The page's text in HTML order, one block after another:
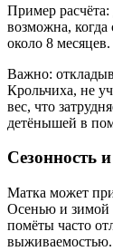
Пример расчёта:
возможна,
около 8 месяцев.
Важно:
Крольчиха, не
вес, что
детёнышей в
Сезонность
Матка может
Осенью и зимой
помёты часто
выживаемостью.